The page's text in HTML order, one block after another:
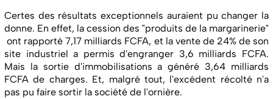
Certes des résultats exceptionnels auraient pu changer la
donne. En effet, la cession des "produits de la margarinerie"
ont rapporté 7,17 milliards FCFA, et la vente de 24% de son
site industriel a permis d'engranger 3,6 milliards FCFA.
Mais la sortie d'immobilisations a généré 3,64 milliards
FCFA de charges. Et, malgré tout, l'excédent récolté n'a
pas pu faire sortir la société de l'ornière.